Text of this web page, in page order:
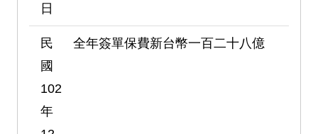
日
民
國
102
年
全年簽單保費新台幣一百二十八億